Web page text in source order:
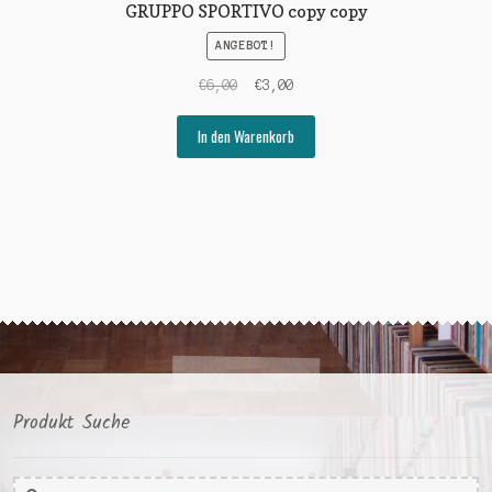
GRUPPO SPORTIVO copy copy
ANGEBOT!
€6,00
Ursprünglicher
war:
€6,00
€3,00Aktueller
ist:
€3,00.
In den Warenkorb
Produkt Suche
Suche
Suche